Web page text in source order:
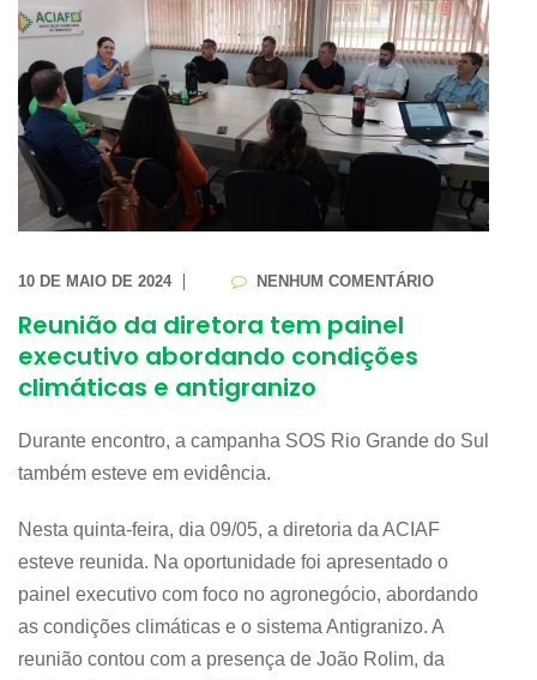
10 DE MAIO DE 2024 NENHUM COMENTÁRIO
Reunião da diretora tem painel
executivo abordando condições
climáticas e antigranizo
Durante encontro, a campanha SOS Rio Grande do Sul
também esteve em evidência.
Nesta quinta-feira, dia 09/05, a diretoria da ACIAF
esteve reunida. Na oportunidade foi apresentado o
painel executivo com foco no agronegócio, abordando
as condições climáticas e o sistema Antigranizo. A
reunião contou com a presença de João Rolim, da